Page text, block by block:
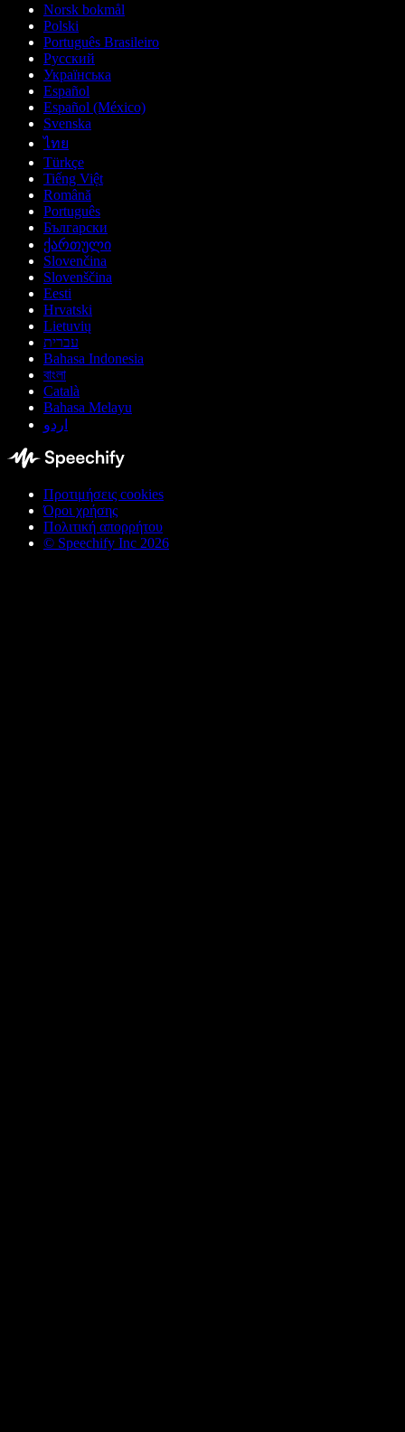
Norsk bokmål
Polski
Português Brasileiro
Русский
Українська
Español
Español (México)
Svenska
ไทย
Türkçe
Tiếng Việt
Română
Português
Български
ქართული
Slovenčina
Slovenščina
Eesti
Hrvatski
Lietuvių
עברית
Bahasa Indonesia
বাংলা
Català
Bahasa Melayu
اردو
Προτιμήσεις cookies
Όροι χρήσης
Πολιτική απορρήτου
© Speechify Inc 2026